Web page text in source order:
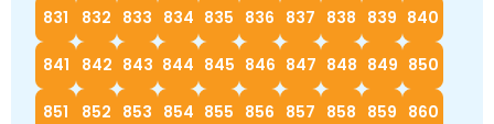
831 832 833 834 835 836 837 838 839 840
841 842 843 844 845 846 847 848 849 850
851 852 853 854 855 856 857 858 859 860